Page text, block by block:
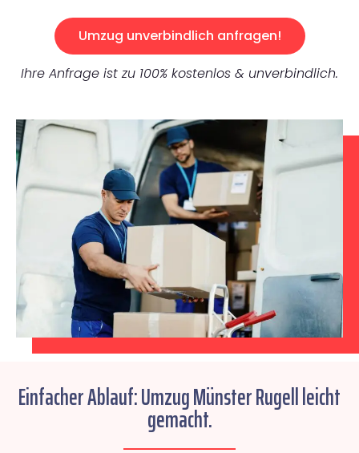
Umzug unverbindlich anfragen!
Ihre Anfrage ist zu 100% kostenlos & unverbindlich.
Einfacher Ablauf: Umzug Münster Rugell leicht
gemacht.